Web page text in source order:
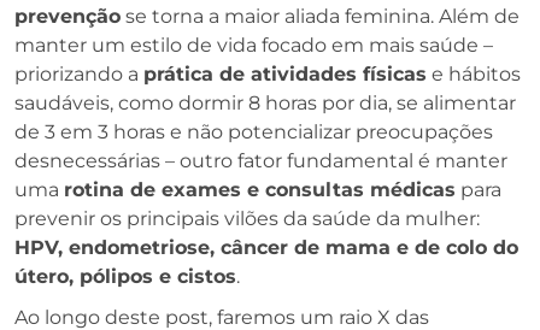
prevenção se torna a maior aliada feminina. Além de
manter um estilo de vida focado em mais saúde –
priorizando a prática de atividades físicas e hábitos
saudáveis, como dormir 8 horas por dia, se alimentar
de 3 em 3 horas e não potencializar preocupações
desnecessárias – outro fator fundamental é manter
uma rotina de exames e consultas médicas para
prevenir os principais vilões da saúde da mulher:
HPV, endometriose, câncer de mama e de colo do
útero, pólipos e cistos.
Ao longo deste post, faremos um raio X das